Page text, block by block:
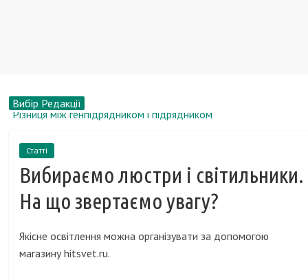
Вибір Редакції
Кращі пластикові вікна 2017, рейтинг якості профілів
плям крові
На мою або по-моєму - як правильно?
Про вплив текстилю на якість сну
Різниця між генпідрядником і підрядником
Статті
Вибираємо люстри і світильники.
На що звертаємо увагу?
Якісне освітлення можна організувати за допомогою
магазину hitsvet.ru.